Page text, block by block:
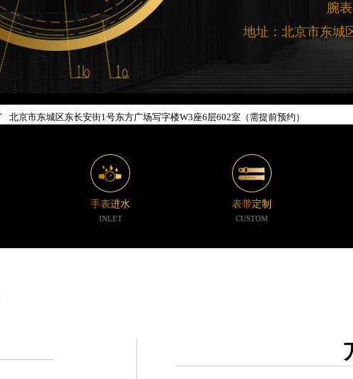
腕
地址：北京市东城
2026年7月腕表时光中国区售后服务网络优化升级公告
2026年7月腕表时光全国官方售后客户服务热线：400-188-5020
腕表时光官方全国统一服务热线400-188-5020，服务覆盖中国大陆、香港、澳门、台
2026年7月腕表时光售后服务中心最新网点地址：
北京市东城区东长安街1号东方广场写字楼W3座6层602室（需提前预约）
天津市和平区赤峰道136号天津国际金融中心写字楼26层2603室（需提前预约）
上海市徐汇区虹桥路3号港汇中心写字楼2座37层3705室（需提前预约）
上海市黄浦区南京东路299号宏伊国际广场写字楼8层806室（需提前预约）
南京市秦淮区中山南路1号（新街口）南京中心写字楼22层C1-1室（需提前预约）
手表进水
INLET
表带定制
CUSTOM